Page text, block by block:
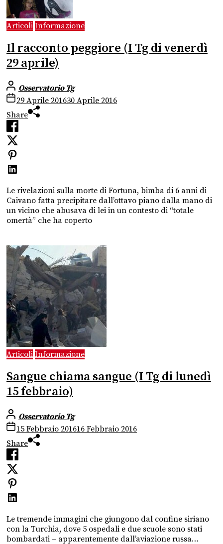
Articoli Informazione
Il racconto peggiore (I Tg di venerdì
29 aprile)
Osservatorio Tg
29 Aprile 201630 Aprile 2016
Share
Le rivelazioni sulla morte di Fortuna, bimba di 6 anni di
Caivano fatta precipitare dall’ottavo piano dalla mano di
un vicino che abusava di lei in un contesto di “totale
omertà” che ha coperto
Articoli Informazione
Sangue chiama sangue (I Tg di lunedì
15 febbraio)
Osservatorio Tg
15 Febbraio 201616 Febbraio 2016
Share
Le tremende immagini che giungono dal confine siriano
con la Turchia, dove 5 ospedali e due scuole sono stati
bombardati – apparentemente dall’aviazione russa…